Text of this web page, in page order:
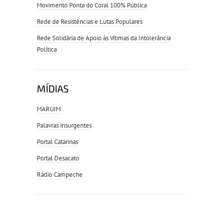
Movimento Ponta do Coral 100% Pública
Rede de Resistências e Lutas Populares
Rede Solidária de Apoio às Vítimas da Intolerância
Política
MÍDIAS
MARUIM
Palavras insurgentes
Portal Catarinas
Portal Desacato
Rádio Campeche